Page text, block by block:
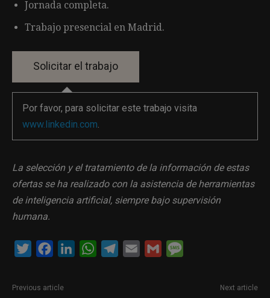
Jornada completa.
Trabajo presencial en Madrid.
Por favor, para solicitar este trabajo visita
www.linkedin.com.
La selección y el tratamiento de la información de estas
ofertas se ha realizado con la asistencia de herramientas
de inteligencia artificial, siempre bajo supervisión
humana.
Twitter FacebookLinkedInWhatsAppTelegram
Email Gmail
Previous article Next article